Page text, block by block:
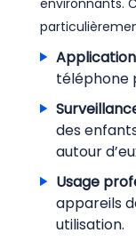
téléphone
des
autour
Usage
appareils
utilisation.